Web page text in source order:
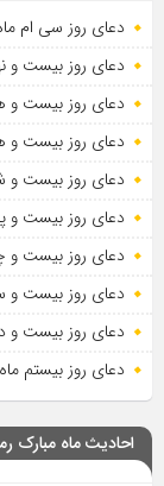
دعای روز سی ام
دعای روز بیست و
دعای روز بیست و
دعای روز بیست و
دعای روز بیست و
دعای روز بیست و
دعای روز بیست و
دعای روز بیست و
دعای روز بیست و
دعای روز بیستم
احادیث ماه مبارک